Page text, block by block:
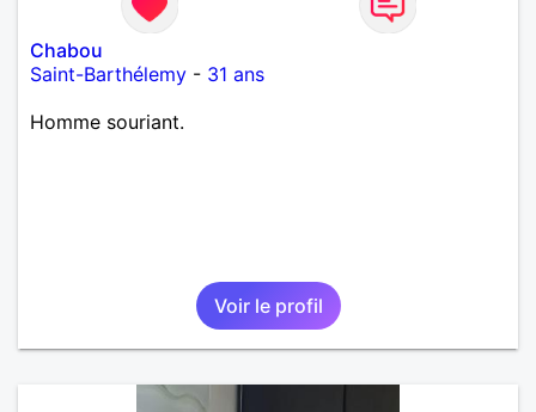
Chabou
Saint-Barthélemy - 31 ans
Homme souriant.
Voir le profil